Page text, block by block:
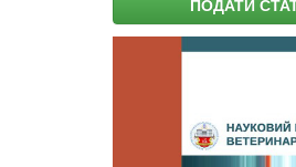
ПОДАТИ